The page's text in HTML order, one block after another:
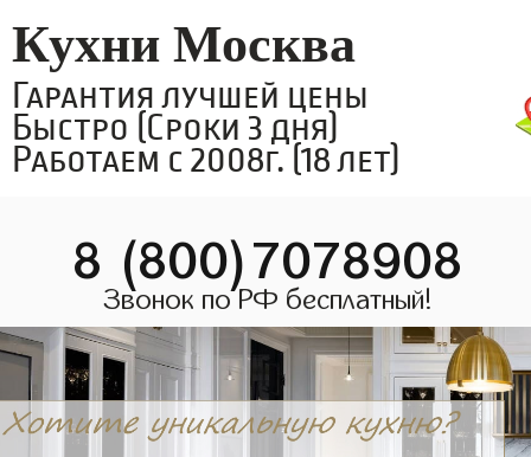
Кухни Москва
Гарантия лучшей цены
Быстро (Сроки 3 дня)
Работаем с 2008г. (18 лет)
8 (800)7078908
Звонок по РФ бесплатный!